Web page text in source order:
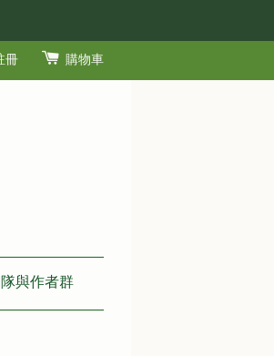
冊 購物車
與作者群